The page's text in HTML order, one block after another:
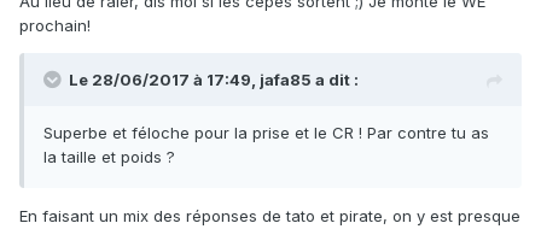
prochain!
Le 28/06/2017 à 17:49, jafa85 a dit :
Superbe et féloche pour la prise et le CR ! Par contre tu as
la taille et poids ?
En faisant un mix des réponses de tato et pirate, on y est presque